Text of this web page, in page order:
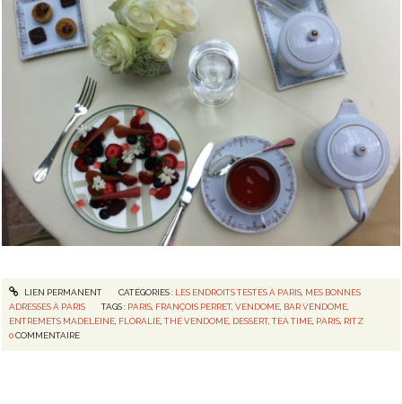
LIEN PERMANENT CATÉGORIES : LES ENDROITS TESTÉS À PARIS, MES BONNES
ADRESSES À PARIS
TAGS : PARIS, FRANÇOIS PERRET,VENDOME, BAR VENDOME,
ENTREMETS MADELEINE, FLORALIE,THÉ VENDOME, DESSERT,TEA TIME, PARIS, RITZ
0COMMENTAIRE